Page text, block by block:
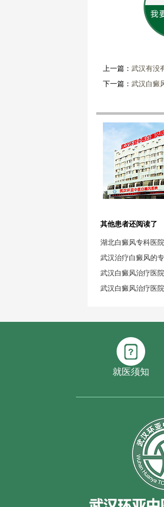
上一篇： 武汉有没
下一篇： 武汉白癜
其他患者还阅读了
湖北白癜风专科医
武汉治疗白癜风的
武汉白癜风治疗医
武汉白癜风治疗医
就医须知